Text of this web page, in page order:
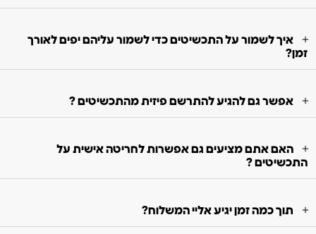
איך לשמור על התכשיטים כדי לשמור עליהם יפים לאורך
זמן?
אפשר גם להגיע להתרשם פיזית מהתכשיטים ?
האם אתם מציעים גם אפשרות לחריטה אישית על
התכשיטים ?
תוך כמה זמן יגיע אליי המשלוח?